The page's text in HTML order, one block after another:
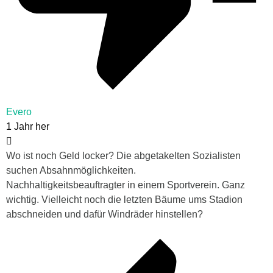
Evero
1 Jahr her
Wo ist noch Geld locker? Die abgetakelten Sozialisten
suchen Absahnmöglichkeiten.
Nachhaltigkeitsbeauftragter in einem Sportverein. Ganz
wichtig. Vielleicht noch die letzten Bäume ums Stadion
abschneiden und dafür Windräder hinstellen?